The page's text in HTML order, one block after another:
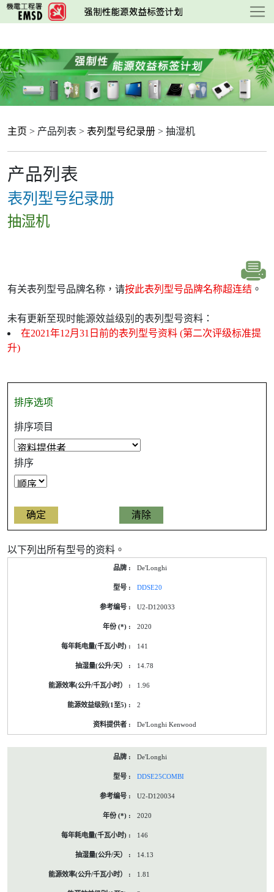
跳
至
要
内
容
主页 > 产品列表 > 表列型号纪录册 > 抽湿机
产品列表
表列型号纪录册
抽湿机
有关表列型号品牌名称，请按此表列型号品牌名称超连结 。
未有更新至现时能源效益级别的表列型号资料：
在2021年12月31日前的表列型号资料 (第二次评级标准提
升)
排序选项
排序项目
排序
以下列出所有型号的资料。
De'Longhi
DDSE20
U2-D120033
2020
141
14.78
1.96
2
De'Longhi Kenwood
De'Longhi
DDSE25COMBI
U2-D120034
2020
146
14.13
1.81